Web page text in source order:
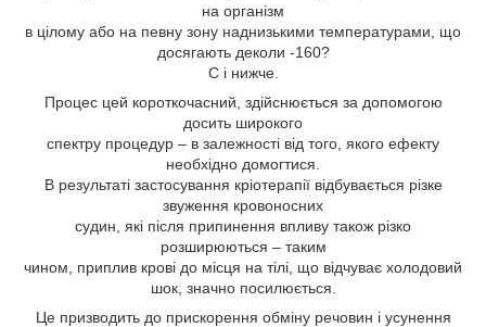
на організм
в цілому або на певну зону наднизькими температурами, що
досягають деколи -160?
С і нижче.
Процес цей короткочасний, здійснюється за допомогою
досить широкого
спектру процедур – в залежності від того, якого ефекту
необхідно домогтися.
В результаті застосування кріотерапії відбувається різке
звуження кровоносних
судин, які після припинення впливу також різко
розширюються – таким
чином, приплив крові до місця на тілі, що відчуває холодовий
шок, значно посилюється.
Це призводить до прискорення обміну речовин і усунення